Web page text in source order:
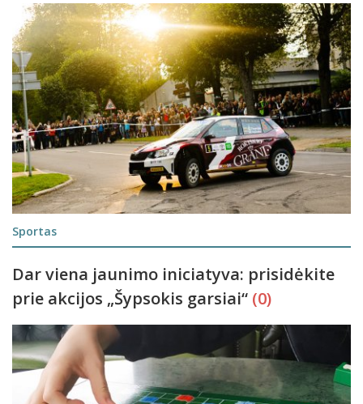
Sportas
Dar viena jaunimo iniciatyva: prisidėkite
prie akcijos „Šypsokis garsiai“ (0)